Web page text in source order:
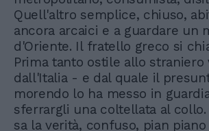
Quell'altro semplice, chiuso,
ancora arcaici e a guardare un
d'Oriente. Il fratello greco si
Prima tanto ostile allo straniero
dall'Italia - e dal quale il
morendo lo ha messo in
sferrargli una coltellata al collo.
sa la verità, confuso, pian